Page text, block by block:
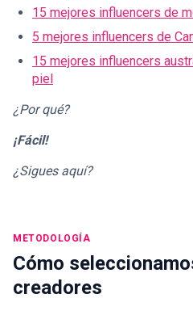
15 mejores influencers de
5 mejores influencers de
15 mejores influencers
piel
¿Por qué?
¡Fácil!
¿Sigues aquí?
METODOLOGÍA
Cómo
creadores